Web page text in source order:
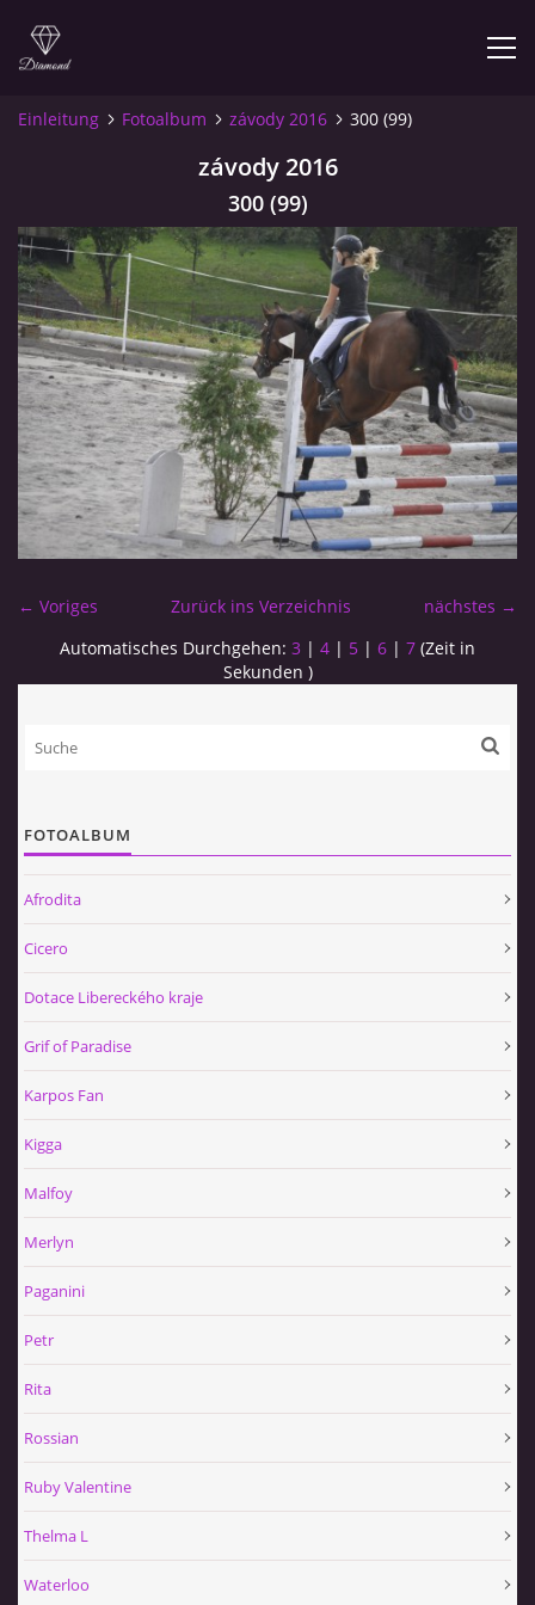
© 2026 eStránky.cz
Einleitung Fotoalbum závody 2016 300 (99)
závody 2016
300 (99)
← Voriges nächstes →
Zurück ins Verzeichnis
Automatisches Durchgehen: 3 | 4 | 5 | 6 | 7 (Zeit in
Sekunden )
FOTOALBUM
Afrodita
Cicero
Dotace Libereckého kraje
Grif of Paradise
Karpos Fan
Kigga
Malfoy
Merlyn
Paganini
Petr
Rita
Rossian
Ruby Valentine
Thelma L
Waterloo